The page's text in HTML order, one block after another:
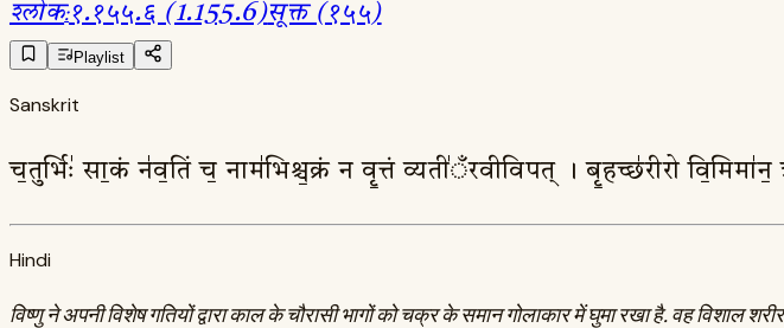
श्लोक:१.१५५.६ (1.155.6)सूक्त (१५५)
Playlist
Sanskrit
च॒तुर्भिः॑ सा॒कं न॑व॒तिं च॒ नाम॑भिश्च॒क्रं न वृ॒त्तं व्यती॑ँरवीविपत् । बृ॒हच्छ॑रीरो वि॒मिमा॑न॒
Hindi
विष्णु ने अपनी विशेष गतियों द्वारा काल के चौरासी भागों को चक्र के समान गोलाकार में घुमा रखा है. वह विशाल